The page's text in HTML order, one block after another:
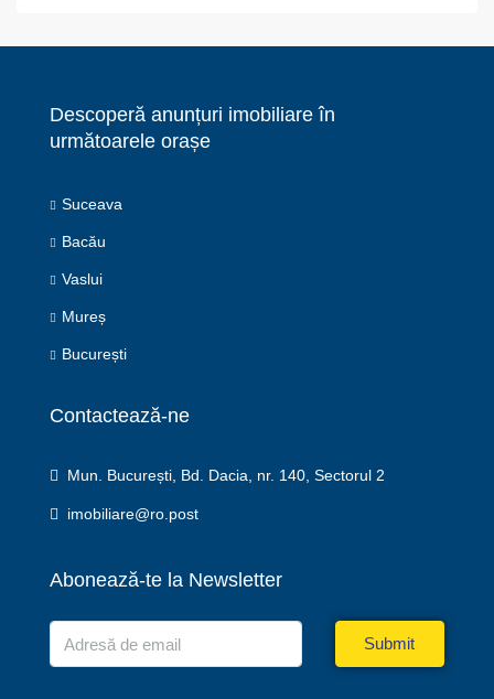
Descoperă anunțuri imobiliare în
următoarele orașe
Suceava
Bacău
Vaslui
Mureș
București
Contactează-ne
Mun. București, Bd. Dacia, nr. 140, Sectorul 2
imobiliare@ro.post
Abonează-te la Newsletter
Submit